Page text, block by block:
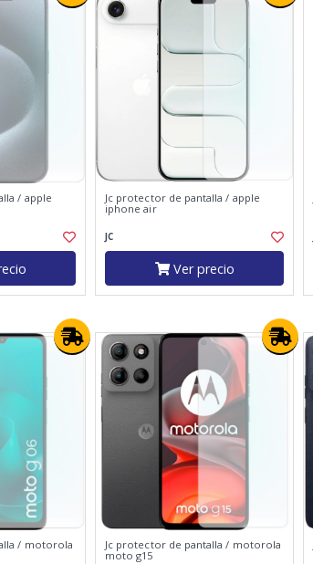
/ apple
Jc protector de pantalla / apple
iphone air
JC
Ver precio
/ motorola
Jc protector de pantalla / motorola
moto g15